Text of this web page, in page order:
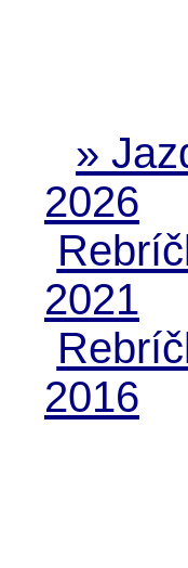
»
2026
2021
2016